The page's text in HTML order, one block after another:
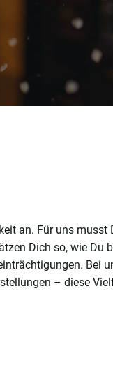
an. Für uns
Dich so, wie
– diese